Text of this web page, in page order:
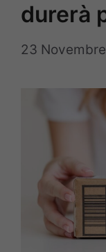
durerà
23